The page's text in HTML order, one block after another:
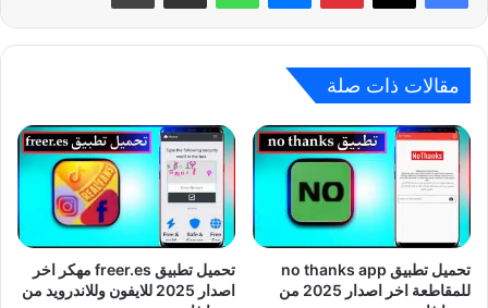
مقالات ذات صلة
تحميل تطبيق no thanks app
للمقاطعة اخر اصدار 2025 من
تحميل تطبيق freer.es مهكر اخر
اصدار 2025 للايفون وللاندرويد من